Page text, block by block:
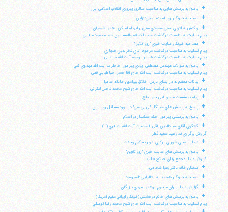
+ پاسخ به پرسش هايي به مناسبت سالروز پيروزي انقلاب اسلامي ايران
+ مصاحبه خبرنگار روزنامه "مانيچي" ژاپن
+
واكنش به فتواي مفتي سعودي مبني بر انهدام اماكن مقدس شيعيان
پيام تسليت به مناسبت درگذشت حجة الاسلام والمسلمين سيد محمود مطلبي
+
مصاحبه خبرنگار سايت خبري "روزآنلاين"
پيام تسليت به مناسبت درگذشت مرحوم آقاي فخرالدين حجازي
پيام تسليت به مناسبت درگذشت همسر مرحوم آيت الله طالقاني
+
پاسخ به سؤالات مهندس مصطفي ايزدي پيرامون خاطرات آيت الله مهدوي كني
پيام تسليت به مناسبت درگذشت آيت الله حاج آقا حسن طباطبايي قمي
+
بيانات معظم له در ابتداي درس اخلاق پيرامون حادثه سامرا
پيام تسليت به مناسبت درگذشت آيت الله حاج شيخ محمد فاضل لنكراني
+ پيام به نشست مطبوعاتي حق صلح
+ پاسخ به پرسش هاي خبرنگار "بي بي سي" در مورد مسائل روز ايران
+ پاسخ به پرسشي پيرامون حكم سنگسار در اسلام
+
گفتگوي آقاي عمادالدين باقي با حضرت آيت الله منتظري (1)
گزارش برگزاري نماز عيد سعيد فطر
+ ديدار اعضاي شوراي مركزي ادوار تحكيم وحدت
+
پاسخ به پرسش هاي سايت خبري "روزآنلاين"
گزارش ديدار مجمع زنان اصلاح طلب
+ سخنان خانم دكتر زهرا شجاعي:
+ مصاحبه خبرنگار هفته نامه ايتاليايي "اسپرسو"
+ گزارش ديدار ياران مرحوم مهندس مهدي بازرگان
+
پاسخ به پرسش هاي خانم درخشش (خبرنگار ايراني مقيم آمريكا)
پيام تسليت به مناسبت درگذشت آيت الله حاج شيخ محمد رضا توسلي